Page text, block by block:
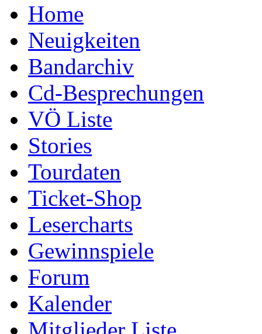
Home
Neuigkeiten
Bandarchiv
Cd-Besprechungen
VÖ Liste
Stories
Tourdaten
Ticket-Shop
Lesercharts
Gewinnspiele
Forum
Kalender